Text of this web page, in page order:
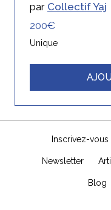
par Collectif Yaj
200€
Unique
Inscrivez-
Newsletter
Blog